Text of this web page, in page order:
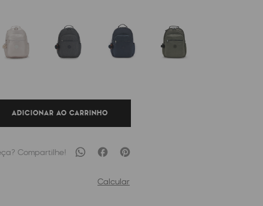
ADICIONAR AO CARRINHO
Calcular